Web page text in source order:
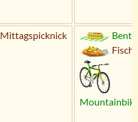
Mittagspicknick
Bento